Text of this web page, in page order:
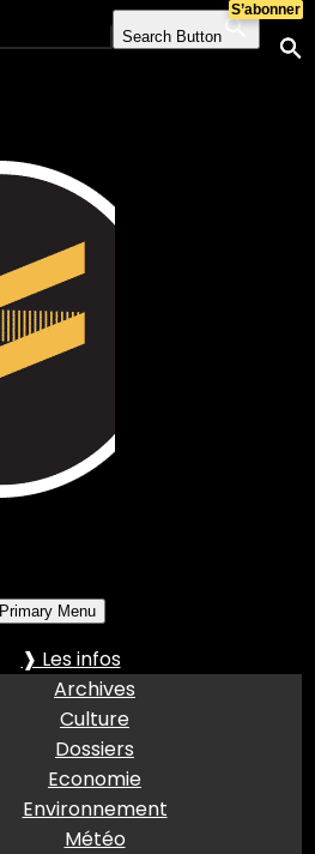
Search Button
Primary Menu
❱ Les infos
Archives
Culture
Dossiers
Economie
Environnement
Météo
S’abonner